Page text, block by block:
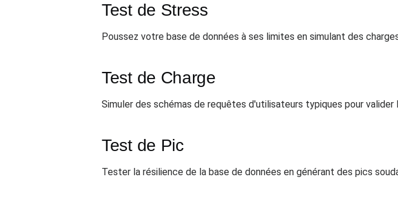
Test de Stress
Poussez votre base de données à ses limites en simulant des
Test de Charge
Simuler des schémas de requêtes d'utilisateurs typiques pour
Test de Pic
Tester la résilience de la base de données en générant des pics